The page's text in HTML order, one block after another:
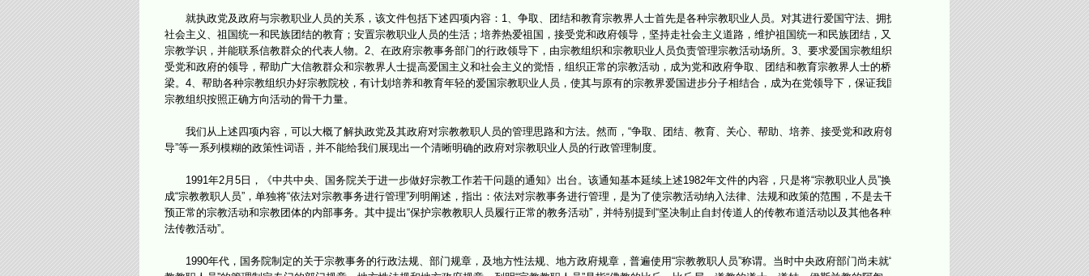
就执政党及政府与宗教职业人员的关系，该文件包括下述四项内容：1、争取、团结和教育宗教界人士首先是各种宗教职业人员。对其进行爱国守法、拥护
社会主义、祖国统一和民族团结的教育；安置宗教职业人员的生活；培养热爱祖国，接受党和政府领导，坚持走社会主义道路，维护祖国统一和民族团结，又有
宗教学识，并能联系信教群众的代表人物。2、在政府宗教事务部门的行政领导下，由宗教组织和宗教职业人员负责管理宗教活动场所。3、要求爱国宗教组织接
受党和政府的领导，帮助广大信教群众和宗教界人士提高爱国主义和社会主义的觉悟，组织正常的宗教活动，成为党和政府争取、团结和教育宗教界人士的桥
梁。4、帮助各种宗教组织办好宗教院校，有计划培养和教育年轻的爱国宗教职业人员，使其与原有的宗教界爱国进步分子相结合，成为在党领导下，保证我国
宗教组织按照正确方向活动的骨干力量。
我们从上述四项内容，可以大概了解执政党及其政府对宗教教职人员的管理思路和方法。然而，“争取、团结、教育、关心、帮助、培养、接受党和政府领
导”等一系列模糊的政策性词语，并不能给我们展现出一个清晰明确的政府对宗教职业人员的行政管理制度。
1991年2月5日，《中共中央、国务院关于进一步做好宗教工作若干问题的通知》出台。该通知基本延续上述1982年文件的内容，只是将“宗教职业人员”换
成“宗教教职人员”，单独将“依法对宗教事务进行管理”列明阐述，指出：依法对宗教事务进行管理，是为了使宗教活动纳入法律、法规和政策的范围，不是去干
预正常的宗教活动和宗教团体的内部事务。其中提出“保护宗教教职人员履行正常的教务活动”，并特别提到“坚决制止自封传道人的传教布道活动以及其他各种非
法传教活动”。
1990年代，国务院制定的关于宗教事务的行政法规、部门规章，及地方性法规、地方政府规章，普遍使用“宗教教职人员”称谓。当时中央政府部门尚未就“宗